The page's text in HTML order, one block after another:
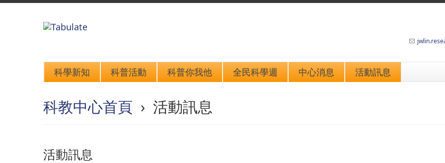
科學新知 科普活動 科普你我他 全民科學週 中心消息 活動訊息
科教中心首頁 › 活動訊息
活動訊息